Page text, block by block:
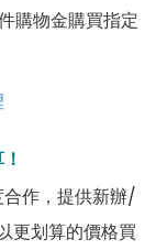
購物金購買指定
作，提供新辦/
更划算的價格買